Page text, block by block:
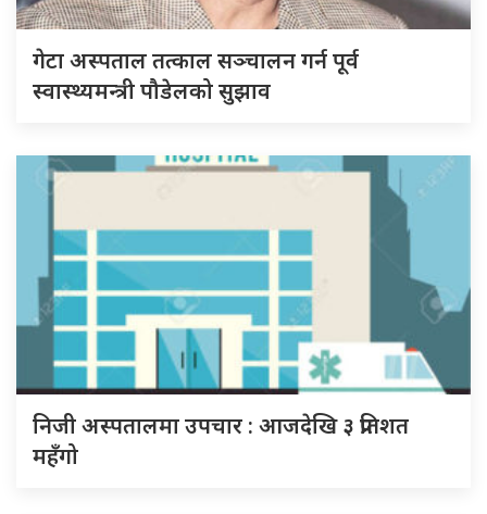
गेटा अस्पताल तत्काल सञ्चालन गर्न पूर्व
स्वास्थ्यमन्त्री पौडेलको सुझाव
निजी अस्पतालमा उपचार : आजदेखि ३ प्रतिशत
महँगो